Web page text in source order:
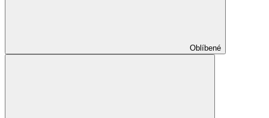
Oblíbené